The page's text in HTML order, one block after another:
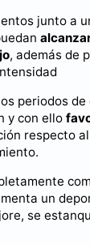
junto a
, además de
periodos
y con ello
respecto
un
se